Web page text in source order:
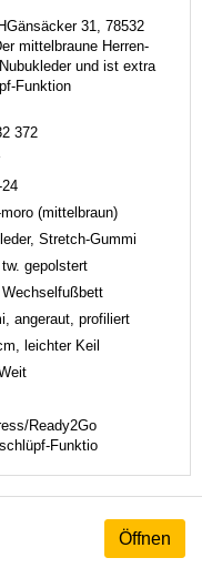
31, 78532
mittelbraune Herren-
und ist extra
Funktion
372
(mittelbraun)
Stretch-Gummi
gepolstert
angeraut, profiliert
leichter Keil
Ready2Go
Funktio
Öffnen